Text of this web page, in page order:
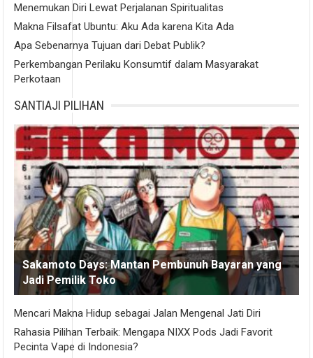
Menemukan Diri Lewat Perjalanan Spiritualitas
Makna Filsafat Ubuntu: Aku Ada karena Kita Ada
Apa Sebenarnya Tujuan dari Debat Publik?
Perkembangan Perilaku Konsumtif dalam Masyarakat
Perkotaan
SANTIAJI PILIHAN
Sakamoto Days: Mantan Pembunuh Bayaran yang
Jadi Pemilik Toko
Mencari Makna Hidup sebagai Jalan Mengenal Jati Diri
Rahasia Pilihan Terbaik: Mengapa NIXX Pods Jadi Favorit
Pecinta Vape di Indonesia?